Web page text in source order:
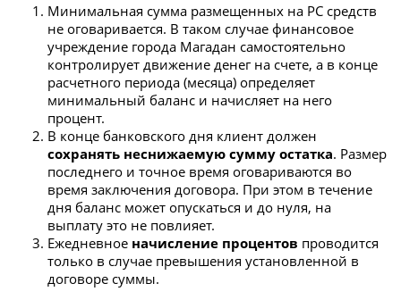
Минимальная сумма размещенных на РС средств
не оговаривается. В таком случае финансовое
учреждение города Магадан самостоятельно
контролирует движение денег на счете, а в конце
расчетного периода (месяца) определяет
минимальный баланс и начисляет на него
процент.
В конце банковского дня клиент должен
сохранять неснижаемую сумму остатка. Размер
последнего и точное время оговариваются во
время заключения договора. При этом в течение
дня баланс может опускаться и до нуля, на
выплату это не повлияет.
Ежедневное начисление процентов проводится
только в случае превышения установленной в
договоре суммы.